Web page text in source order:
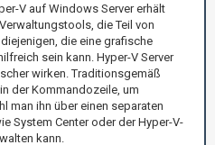
V auf Windows Server erhält
die Teil von
die eine grafische
sein kann. Hyper-V Server
wirken. Traditionsgemäß
der Kommandozeile, um
man ihn über einen separaten
System Center oder der Hyper-V-
kann.